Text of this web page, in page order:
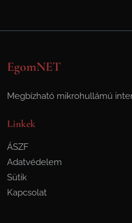
EgomNET
Megbízható mikrohullámú
Linkek
ÁSZF
Adatvédelem
Sütik
Kapcsolat